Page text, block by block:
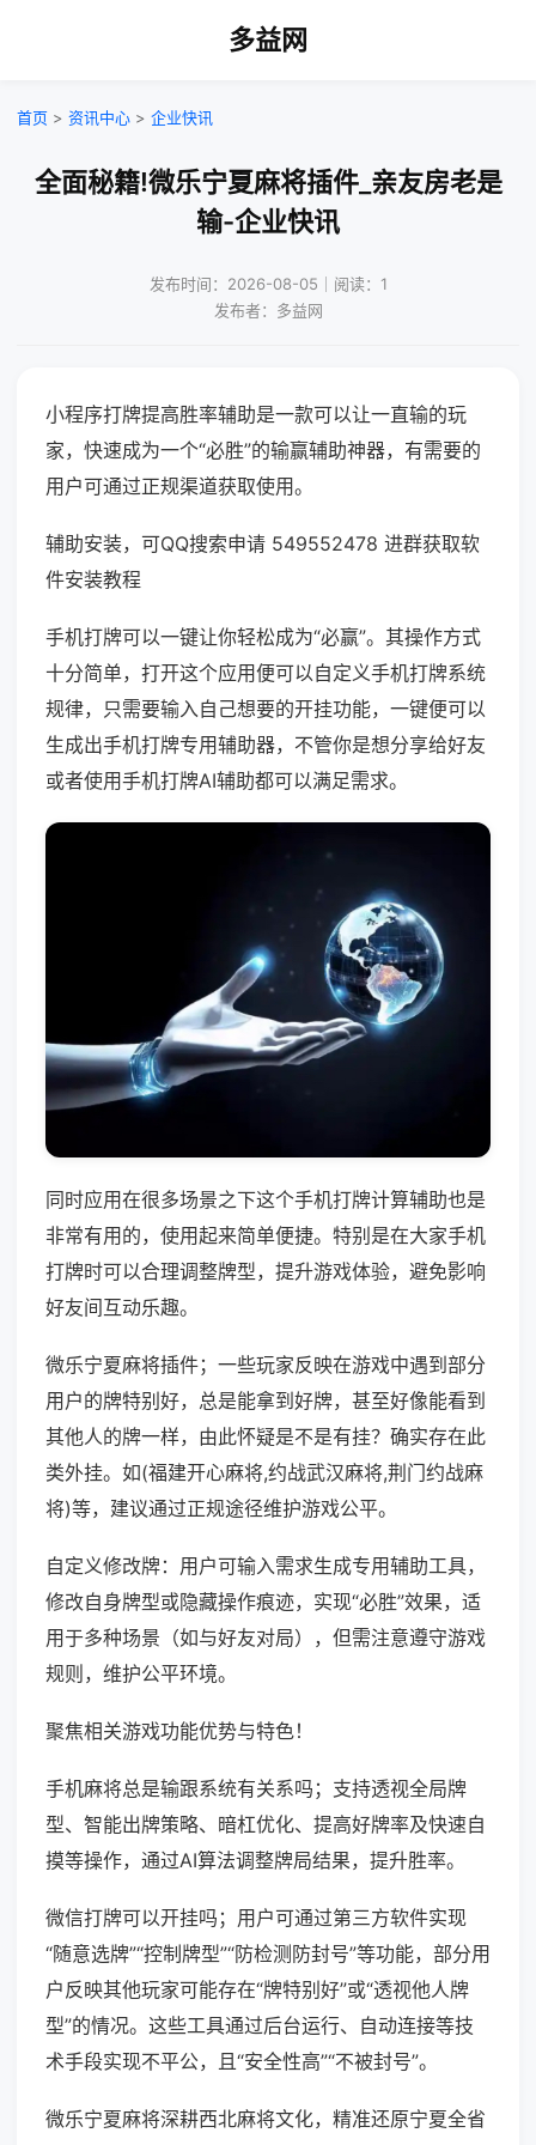
多益网
首页 > 资讯中心 > 企业快讯
全面秘籍!微乐宁夏麻将插件_亲友房老是
输-企业快讯
发布时间：2026-08-05｜阅读：1
发布者：多益网
小程序打牌提高胜率辅助是一款可以让一直输的玩
家，快速成为一个“必胜”的输赢辅助神器，有需要的
用户可通过正规渠道获取使用。
辅助安装，可QQ搜索申请 549552478 进群获取软
件安装教程
手机打牌可以一键让你轻松成为“必赢”。其操作方式
十分简单，打开这个应用便可以自定义手机打牌系统
规律，只需要输入自己想要的开挂功能，一键便可以
生成出手机打牌专用辅助器，不管你是想分享给好友
或者使用手机打牌AI辅助都可以满足需求。
同时应用在很多场景之下这个手机打牌计算辅助也是
非常有用的，使用起来简单便捷。特别是在大家手机
打牌时可以合理调整牌型，提升游戏体验，避免影响
好友间互动乐趣。
微乐宁夏麻将插件；一些玩家反映在游戏中遇到部分
用户的牌特别好，总是能拿到好牌，甚至好像能看到
其他人的牌一样，由此怀疑是不是有挂？确实存在此
类外挂。如(福建开心麻将,约战武汉麻将,荆门约战麻
将)等，建议通过正规途径维护游戏公平。
自定义修改牌：用户可输入需求生成专用辅助工具，
修改自身牌型或隐藏操作痕迹，实现“必胜”效果，适
用于多种场景（如与好友对局），但需注意遵守游戏
规则，维护公平环境。
聚焦相关游戏功能优势与特色！
手机麻将总是输跟系统有关系吗；支持透视全局牌
型、智能出牌策略、暗杠优化、提高好牌率及快速自
摸等操作，通过AI算法调整牌局结果，提升胜率。
微信打牌可以开挂吗；用户可通过第三方软件实现
“随意选牌”“控制牌型”“防检测防封号”等功能，部分用
户反映其他玩家可能存在“牌特别好”或“透视他人牌
型”的情况。这些工具通过后台运行、自动连接等技
术手段实现不平公，且“安全性高”“不被封号”。
微乐宁夏麻将深耕西北麻将文化，精准还原宁夏全省